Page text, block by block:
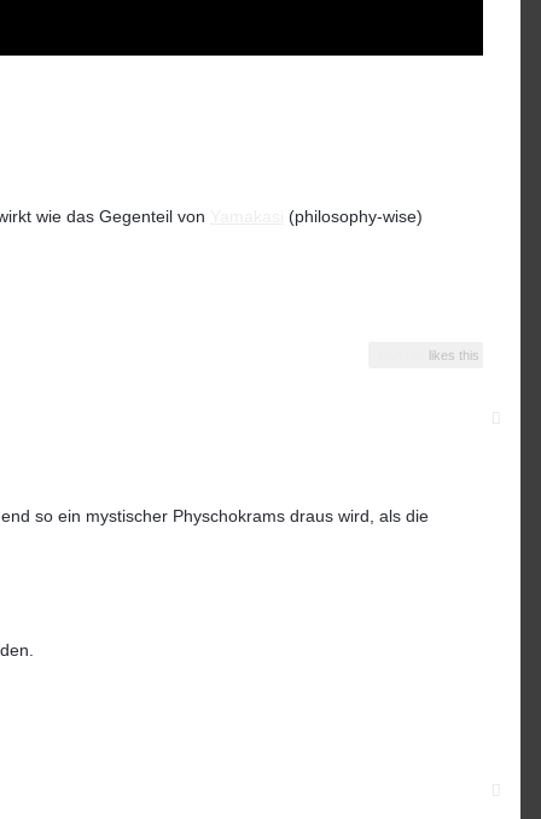
wie das Gegenteil von (philosophy-wise)
likes this
so ein mystischer Physchokrams draus wird, als die